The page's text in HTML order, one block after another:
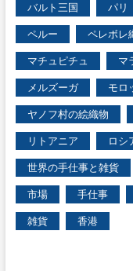
バルト三国 パリ
ペルー ペレボレ
マチュピチュ マ
メルズーガ モロ
ヤノフ村の絵織物
リトアニア ロシ
世界の手仕事と雑貨
市場 手仕事
雑貨 香港